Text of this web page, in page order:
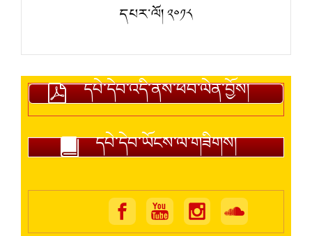
དཔར་ལོ། ༢༠༡༨
དཔེ་དེབ་འདི་ནས་ཕབ་ལེན་བྱོས།
དཔེ་དེབ་ཡོངས་ལ་གཟིགས།